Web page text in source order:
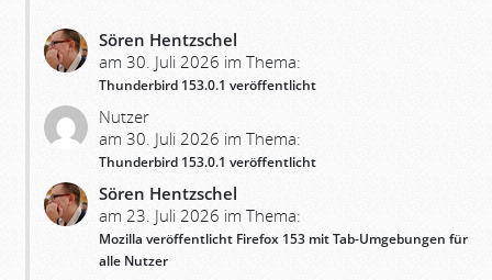
Sören Hentzschel
am 30. Juli 2026 im Thema:
Thunderbird 153.0.1 veröffentlicht
Nutzer
am 30. Juli 2026 im Thema:
Thunderbird 153.0.1 veröffentlicht
Sören Hentzschel
am 23. Juli 2026 im Thema:
Mozilla veröffentlicht Firefox 153 mit Tab-Umgebungen für
alle Nutzer